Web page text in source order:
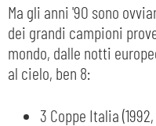
Ma gli anni '90 sono
dei grandi campioni
mondo, dalle notti
al cielo, ben 8:
3 Coppe Italia